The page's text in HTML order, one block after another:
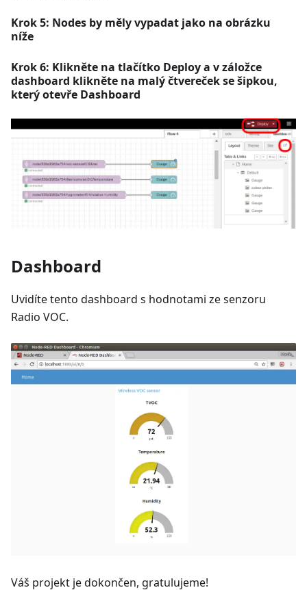
Krok 5: Nodes by měly vypadat jako na obrázku
níže
Krok 6: Klikněte na tlačítko Deploy a v záložce
dashboard klikněte na malý čtvereček se šipkou,
který otevře Dashboard
Dashboard
Uvidíte tento dashboard s hodnotami ze senzoru
Radio VOC.
Váš projekt je dokončen, gratulujeme!